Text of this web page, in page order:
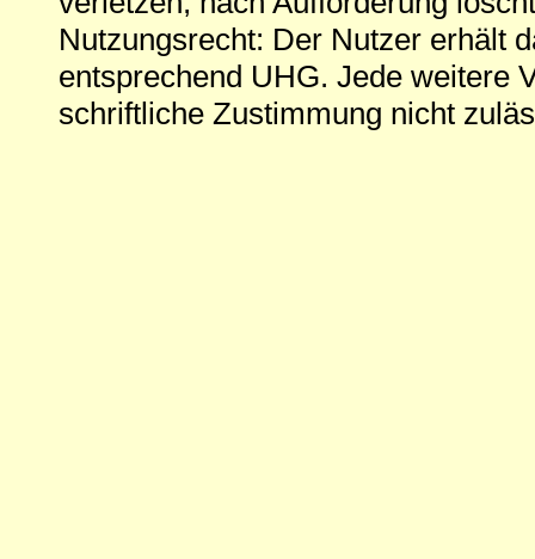
Nutzungsrecht: Der Nutzer erhält
entsprechend UHG. Jede weitere
schriftliche Zustimmung nicht